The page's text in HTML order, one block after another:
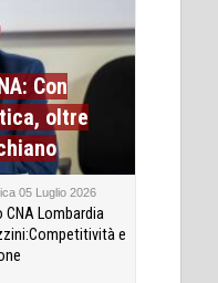
Con
oltre
05 Luglio 2026
CNA Lombardia
e